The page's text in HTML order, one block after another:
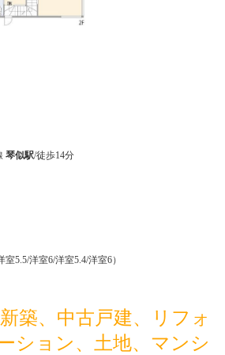
琴似駅/徒歩14分
5.5/洋室6/洋室5.4/洋室6）
新築、 中古戸建、
リフォ
ション、 土地、 マンシ